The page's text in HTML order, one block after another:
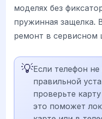
моделях без
пружинная защелка.
ремонт в сервисном
💡Если телефон
правильной
проверьте
это поможет